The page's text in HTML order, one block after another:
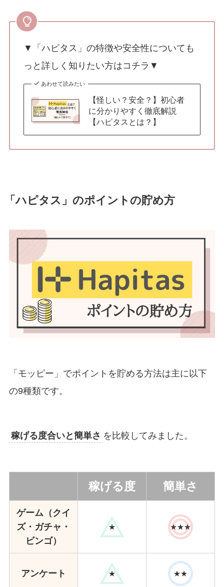
▼「ハピタス」の特徴や安全性についても
っと詳しく知りたい方はコチラ▼
あわせて読みたい
【怪しい？安全？】初心者
に分かりやすく徹底解説
【ハピタスとは？】
「ハピタス」のポイントの貯め方
「モッピー」でポイントを貯める方法は主に以下
の9種類です。
稼げる度合いと簡単さ を比較してみました。
稼げる度 簡単さ
ゲーム（クイ
ズ・ガチャ・
ビンゴ）
★ ★★★
アンケート ★ ★★